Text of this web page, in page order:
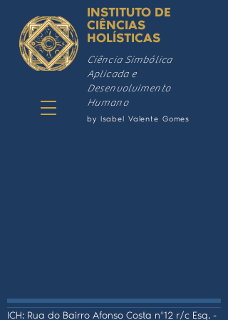
INSTITUTO DE
CIÊNCIAS
HOLÍSTICAS
by Isabel Valente Gomes
Ciência Simbólica
Aplicada e
Desenvolvimento
Humano
ICH: Rua do Bairro Afonso Costa nº12 r/c Esq. -